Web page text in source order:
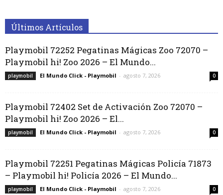
Últimos Artículos
Playmobil 72252 Pegatinas Mágicas Zoo 72070 –
Playmobil hi! Zoo 2026 – El Mundo...
playmobil El Mundo Click - Playmobil - agosto 7, 2026 0
Playmobil 72402 Set de Activación Zoo 72070 –
Playmobil hi! Zoo 2026 – El...
playmobil El Mundo Click - Playmobil - agosto 7, 2026 0
Playmobil 72251 Pegatinas Mágicas Policía 71873
– Playmobil hi! Policía 2026 – El Mundo...
playmobil El Mundo Click - Playmobil - agosto 7, 2026 0